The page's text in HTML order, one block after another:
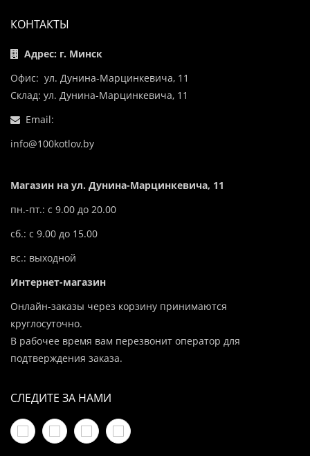
КОНТАКТЫ
Адрес: г. Минск
Офис: ул. Дунина-Марцинкевича, 11
Склад: ул. Дунина-Марцинкевича, 11
Email:
info@100kotlov.by
Магазин на ул. Дунина-Марцинкевича, 11
пн.-пт.: с 9.00 до 20.00
сб.: с 9.00 до 15.00
вс.: выходной
Интернет-магазин
Онлайн-заказы через корзину принимаются
круглосуточно.
В рабочее время вам перезвонит оператор для
подтверждения заказа.
СЛЕДИТЕ ЗА НАМИ